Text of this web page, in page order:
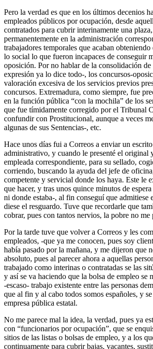
Pero la verdad es que en los últimos decenios
empleados públicos por ocupación, desde
contratados para cubrir interinamente una
permanentemente en la administración
trabajadores temporales que acaban
lo social lo que fueron incapaces de conseguir
oposición. Por no hablar de la consolidación de
expresión ya lo dice todo-, los concursos-
valoración excesiva de los servicios previos
concursos. Extremadura, como siempre, fue
en la función pública “con la mochila” de los
que fue tímidamente corregido por el Tribunal
confundir con Prostitucional, aunque a veces
algunas de sus Sentencias-, etc.
Hace unos días fui a Correos a enviar un
administrativo, y cuando le presenté el original
empleada correspondiente, para su sellado,
corriendo, buscando la ayuda del jefe de
competente y servicial donde los haya. Este le
que hacer, y tras unos quince minutos de
ni donde estaba-, al fin conseguí que admitiese
diese el resguardo. Tuve que recordarle que
cobrar, pues con tantos nervios, la pobre no
Por la tarde tuve que volver a Correos y les
empleados, -que ya me conocen, pues soy
había pasado por la mañana, y me dijeron que
absoluto, pues al parecer ahora a aquellas
trabajado como interinas o contratadas se las
y así se va haciendo que la bolsa de empleo se
-escaso- trabajo existente entre las personas
que al fin y al cabo todos somos españoles, y
empresa pública estatal.
No me parece mal la idea, la verdad, pues ya
con “funcionarios por ocupación”, que se
sitios de las listas o bolsas de empleo, y a los
continuamente para cubrir bajas, vacantes,